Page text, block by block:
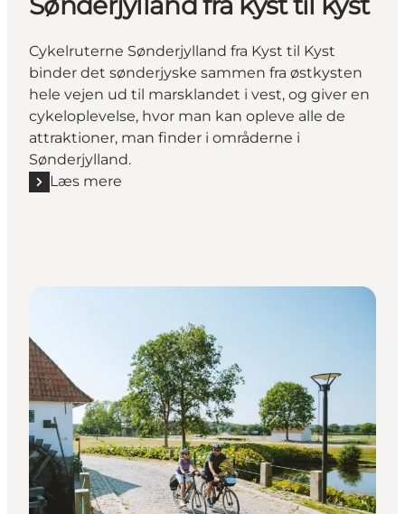
Cykelruterne Sønderjylland fra Kyst til Kyst
binder det sønderjyske sammen fra østkysten
hele vejen ud til marsklandet i vest, og giver en
cykeloplevelse, hvor man kan opleve alle de
attraktioner, man finder i områderne i
Sønderjylland.
Læs mere
Læs mere "Sønderjylland fra kyst til kyst"